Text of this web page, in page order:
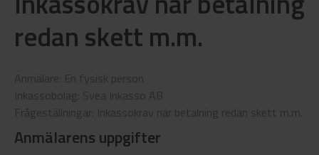
redan skett m.m.
Anmälare: En fysisk person
Inkassobolag: Svea Inkasso AB
Frågeställningar: Inkassokrav när betalning redan skett m.m.
Anmälarens uppgifter